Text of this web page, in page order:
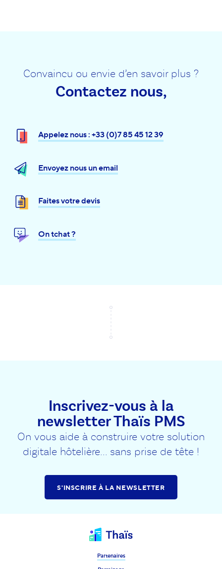
Convaincu ou envie d’en savoir plus ?
Contactez nous,
Appelez nous : +33 (0)7 85 45 12 39
Envoyez nous un email
Faites votre devis
On tchat ?
Inscrivez-vous à la
newsletter Thaïs PMS
On vous aide à construire votre solution
digitale hôtelière... sans prise de tête !
S'INSCRIRE À LA NEWSLETTER
Partenaires